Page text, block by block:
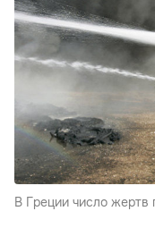
В Греции число жертв